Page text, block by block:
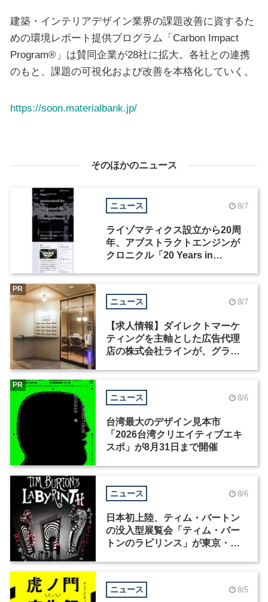
建築・インテリアデザイン業界の課題改善に資するた
めの環境レポート提供プログラム「Carbon Impact
Program®」は賛同企業が28社に拡大。各社との連携
のもと、課題の可視化および改善を本格化していく。
https://soon.materialbank.jp/
そのほかのニュース
ニュース 8/7
ライゾマティクス設立から20周
年、アブストラクトエンジンが
クロニクル「20 Years in
ニュース 8/7
【求人情報】ダイレクトマーケ
ティングを主軸とした広告代理
店の株式会社ラインが、グラフ
PR
ニュース 8/6
台湾最大のデザイン見本市
「2026台湾クリエイティブエキ
スポ」が8月31日まで開催
PR
ニュース 8/6
日本初上陸、ティム・バートン
の没入型展覧会「ティム・バー
トンのラビリンス」が東京・豊
ニュース 8/5